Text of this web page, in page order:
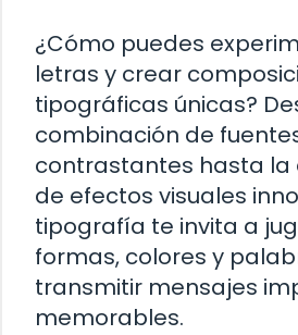
¿Cómo puedes
letras y crear
tipográficas únicas?
combinación de
contrastantes hasta la
de efectos visuales
tipografía te invita a
formas, colores y
transmitir mensajes
memorables.